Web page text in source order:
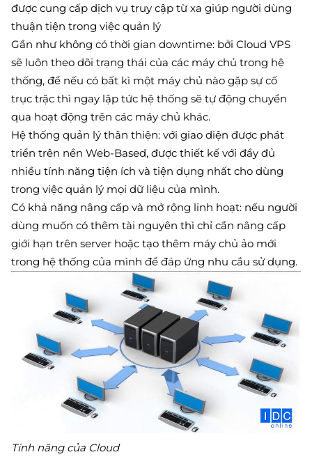
được cung cấp dịch vụ truy cập từ xa giúp người dùng
thuận tiện trong việc quản lý
Gần như không có thời gian downtime: bởi Cloud VPS
sẽ luôn theo dõi trạng thái của các máy chủ trong hệ
thống, để nếu có bất kì một máy chủ nào gặp sự cố
trục trặc thì ngay lập tức hệ thống sẽ tự động chuyển
qua hoạt động trên các máy chủ khác.
Hệ thống quản lý thân thiện: với giao diện được phát
triển trên nền Web-Based, được thiết kế với đầy đủ
nhiều tính năng tiện ích và tiện dụng nhất cho dùng
trong việc quản lý mọi dữ liệu của mình.
Có khả năng nâng cấp và mở rộng linh hoạt: nếu người
dùng muốn có thêm tài nguyên thì chỉ cần nâng cấp
giới hạn trên server hoặc tạo thêm máy chủ ảo mới
trong hệ thống của mình để đáp ứng nhu cầu sử dụng.
Tính năng của Cloud